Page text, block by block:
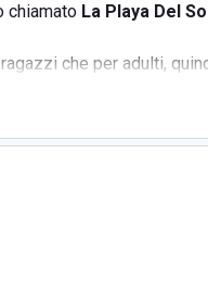
chiamato La Playa Del
che per adulti,
pulizia e cura.